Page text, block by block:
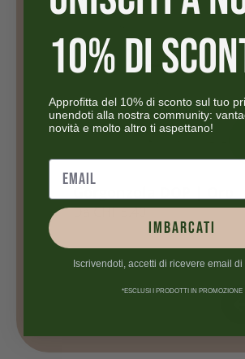
CHF4.02
10% DI
Approfitta del 10% di sconto sul tuo
unendoti alla nostra community:
novità e molto altro ti aspettano!
IMBARCATI
Iscrivendoti, accetti di ricevere email di
*ESCLUSI I PRODOTTI IN PROMOZIONE